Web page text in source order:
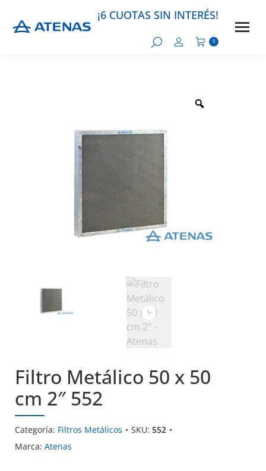
¡6 CUOTAS SIN INTERÉS!
0
Filtro Metálico 50 x 50
cm 2″ 552
Categoría: Filtros Metálicos SKU: 552
Marca: Atenas